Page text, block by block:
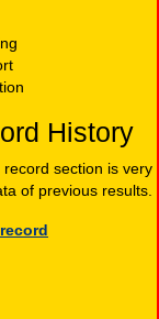
History
section is very
of previous results.